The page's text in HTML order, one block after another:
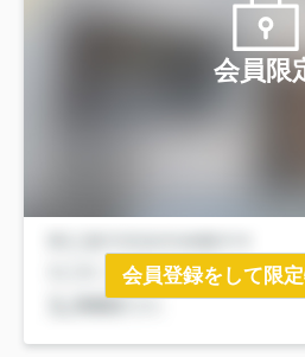
会員限
会員登録をして限